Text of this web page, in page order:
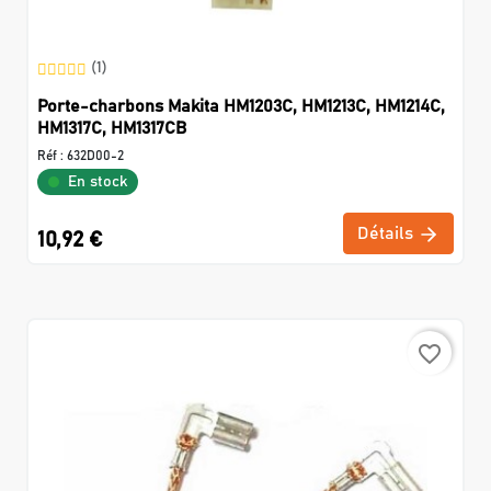
(1)
Porte-charbons Makita HM1203C, HM1213C, HM1214C,
HM1317C, HM1317CB
Réf : 632D00-2
En stock
10,92 € Détails
favorite_border